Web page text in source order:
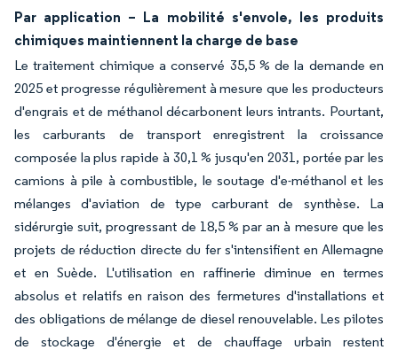
Par application – La mobilité s'envole, les produits
chimiques maintiennent la charge de base
Le traitement chimique a conservé 35,5 % de la demande en
2025 et progresse régulièrement à mesure que les producteurs
d'engrais et de méthanol décarbonent leurs intrants. Pourtant,
les carburants de transport enregistrent la croissance
composée la plus rapide à 30,1 % jusqu'en 2031, portée par les
camions à pile à combustible, le soutage d'e-méthanol et les
mélanges d'aviation de type carburant de synthèse. La
sidérurgie suit, progressant de 18,5 % par an à mesure que les
projets de réduction directe du fer s'intensifient en Allemagne
et en Suède. L'utilisation en raffinerie diminue en termes
absolus et relatifs en raison des fermetures d'installations et
des obligations de mélange de diesel renouvelable. Les pilotes
de stockage d'énergie et de chauffage urbain restent